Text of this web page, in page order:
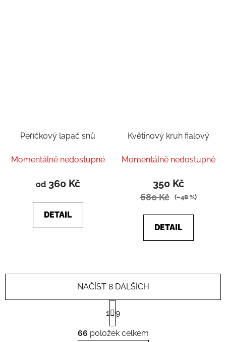
Peříčkový lapač snů
Momentálně nedostupné
od360 Kč
DETAIL
Květinový kruh fialový
Momentálně nedostupné
350 Kč
680 Kč (–48 %)
DETAIL
O
v
NAČÍST 8 DALŠÍCH
S
t
r
á
1 9
66 položek celkem